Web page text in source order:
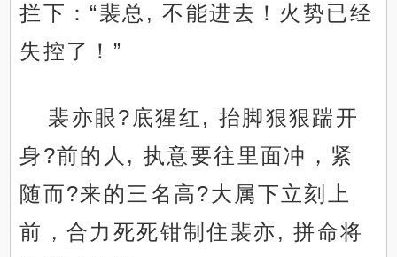
拦下：“裴总, 不能进去！火势已经
失控了！”
裴亦眼?底猩红, 抬脚狠狠踹开
身?前的人, 执意要往里面冲，紧
随而?来的三名高?大属下立刻上
前，合力死死钳制住裴亦, 拼命将